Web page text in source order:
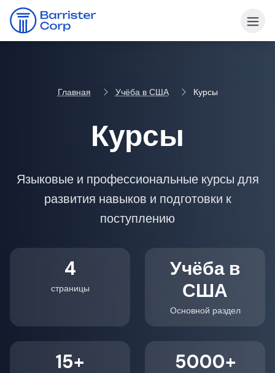
Главная Учёба в США Курсы
Курсы
Языковые и профессиональные курсы для
развития навыков и подготовки к
поступлению
4
страницы
Учёба в
США
Основной раздел
15+ 5000+